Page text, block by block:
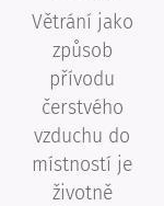
Větrání jako
způsob
přívodu
čerstvého
vzduchu do
místností je
životně